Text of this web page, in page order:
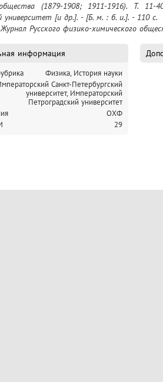
общества (1879-1908; 1911-1916). Т.
университет [и др.]. - [Б. м. : б. и.]. - 110 с.
Русского физико-химического
информация
Физика, История науки
Санкт-Петербургский
университет, Императорский
Петроградский университет
ОХФ
29